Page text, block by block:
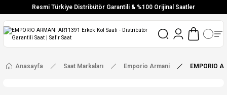
Resmi Türkiye Distribütör Garantili & %100 Orijinal Saatler
Vade Farksız 6 Taksit
Ücretsiz Kargo
Anasayfa Saat Markaları Emporio Armani EMPORIO